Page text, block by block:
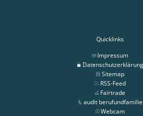
Quicklinks
Impressum
Datenschutzerklärung
Sitemap
RSS-Feed
Fairtrade
audit berufundfamilie
Webcam